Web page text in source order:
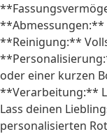
**Abmessungen:**
**Reinigung:**
oder einer kurzen
**Verarbeitung:**
Lass deinen
personalisierten